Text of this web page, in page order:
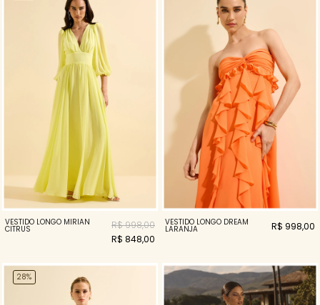
VESTIDO LONGO MIRIAN
CITRUS
R$ 998,00
R$ 848,00
VESTIDO LONGO DREAM
LARANJA R$ 998,00
28%